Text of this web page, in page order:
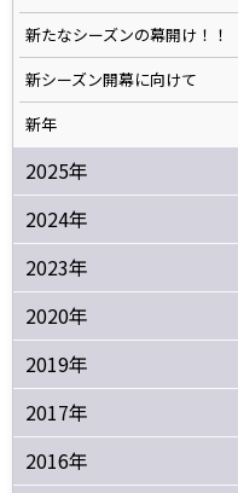
新たなシーズンの幕開け！！
新シーズン開幕に向けて
新年
2025年
2024年
2023年
2020年
2019年
2017年
2016年